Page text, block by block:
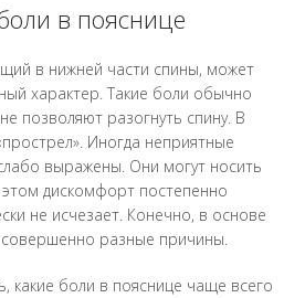
в пояснице
в нижней части спины, может
характер. Такие боли обычно
позволяют разогнуть спину. В
Иногда неприятные
выражены. Они могут носить
дискомфорт постепенно
не исчезает. Конечно, в основе
разные причины.
какие боли в пояснице чаще всего